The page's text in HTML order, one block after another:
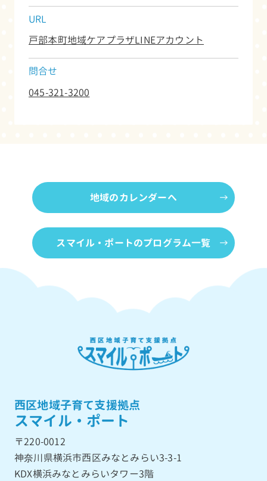
URL
戸部本町地域ケアプラザLINEアカウント
問合せ
045-321-3200
地域のカレンダーへ
スマイル・ポートのプログラム一覧
西区地域子育て支援拠点
スマイル・ポート
〒220-0012
神奈川県横浜市西区みなとみらい3-3-1
KDX横浜みなとみらいタワー3階